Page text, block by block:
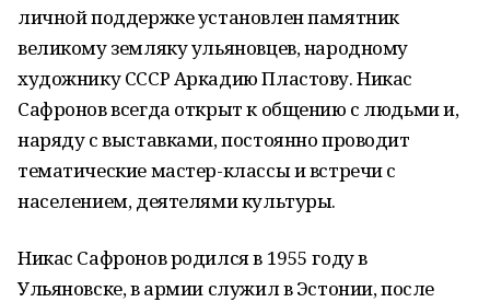
личной поддержке установлен памятник
великому земляку ульяновцев, народному
художнику СССР Аркадию Пластову. Никас
Сафронов всегда открыт к общению с людьми и,
наряду с выставками, постоянно проводит
тематические мастер-классы и встречи с
населением, деятелями культуры.
Никас Сафронов родился в 1955 году в
Ульяновске, в армии служил в Эстонии, после